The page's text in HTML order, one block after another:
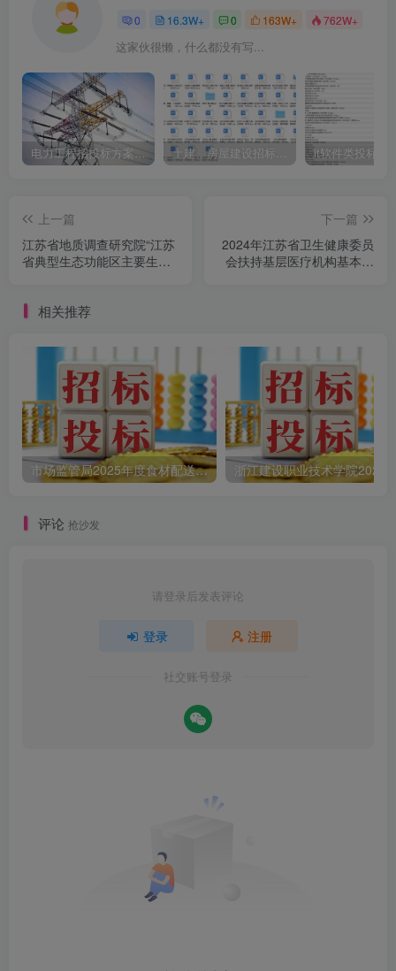
0 16.3W+ 0 163W+ 762W+
这家伙很懒，什么都没有写...
电力工程招投标方案模板 土建、房屋建设招标文件标书模板 it软件类投标书
上一篇
江苏省地质调查研究院“江苏
省典型生态功能区主要生态
测和模拟研究项目采购公告
下一篇
2024年江苏省卫生健康委员
会扶持基层医疗机构基本设
相关推荐
市场监管局2025年度食材配送采购公告
评论 抢沙发
请登录后发表评论
登录 注册
社交账号登录